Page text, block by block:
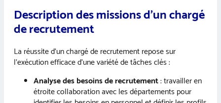
Description des missions d’un chargé
de recrutement
La réussite d’un chargé de recrutement repose sur
l’exécution efficace d’une variété de tâches clés :
Analyse des besoins de recrutement: travailler en
étroite collaboration avec les départements pour